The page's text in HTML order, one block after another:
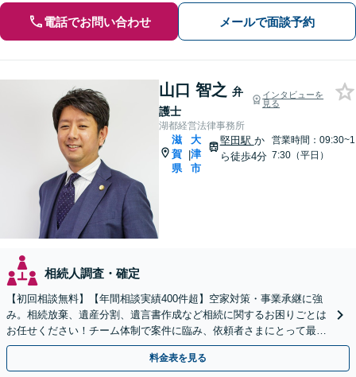
電話でお問い合わせ メールで面談予約
山口 智之 弁
護士
インタビューを
見る
湖都経営法律事務所
滋
賀
県
|
大
津
市
堅田駅 か
ら徒歩4分
営業時間：09:30~1
7:30（平日）
相続人調査・確定
【初回相談無料】【年間相談実績400件超】空家対策・事業承継に強
み。相続放棄、遺産分割、遺言書作成など相続に関するお困りごとは
お任せください！チーム体制で案件に臨み、依頼者さまにとって最善
の解決を目指します【堅田駅4分】【無料駐車場あり】
料金表を見る